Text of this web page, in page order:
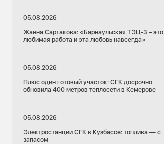
05.08.2026
Жанна Сартакова: «Барнаульская ТЭЦ-3 – это
любимая работа и эта любовь навсегда»
05.08.2026
Плюс один готовый участок: СГК досрочно
обновила 400 метров теплосети в Кемерове
05.08.2026
Электростанции СГК в Кузбассе: топлива — с
запасом